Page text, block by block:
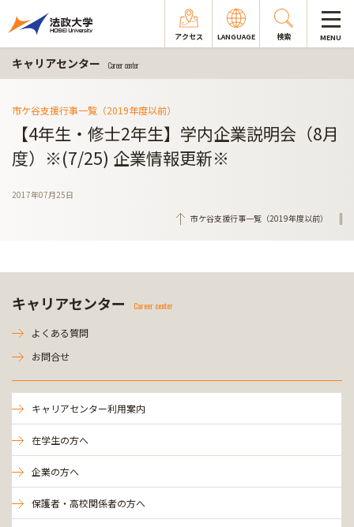
アクセス LANGUAGE 検索 MENU
キャリアセンター Career center
市ケ谷支援行事一覧（2019年度以前）
【4年生・修士2年生】学内企業説明会（8月
度）※(7/25) 企業情報更新※
2017年07月25日
市ケ谷支援行事一覧（2019年度以前）
キャリアセンター Career center
よくある質問
お問合せ
キャリアセンター利用案内
在学生の方へ
企業の方へ
保護者・高校関係者の方へ